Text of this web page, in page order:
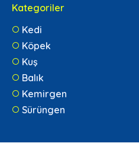
Kategoriler
Kedi
Köpek
Kuş
Balık
Kemirgen
Sürüngen